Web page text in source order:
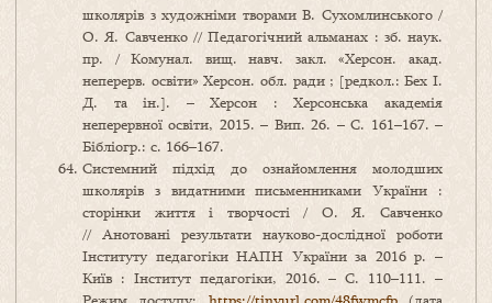
школярів з художніми творами В. Сухомлинського /
О. Я. Савченко // Педагогічний альманах : зб. наук.
пр. / Комунал. вищ. навч. закл. «Херсон. акад.
неперерв. освіти» Херсон. обл. ради ; [редкол.: Бех І.
Д. та ін.]. – Херсон : Херсонська академія
неперервної освіти, 2015. – Вип. 26. – С. 161–167. –
Бібліогр.: с. 166–167.
Системний підхід до ознайомлення молодших
школярів з видатними письменниками України :
сторінки життя і творчості / О. Я. Савченко
// Анотовані результати науково-дослідної роботи
Інституту педагогіки НАПН України за 2016 р. –
Київ : Інститут педагогіки, 2016. – С. 110–111. –